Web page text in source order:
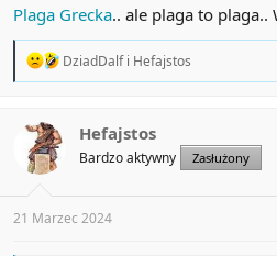
Plaga Grecka.. ale plaga to plaga..
R
i
s
:
DziadDalfi Hefajstos
Hefajstos
Bardzo aktywny Zasłużony
21 Marzec 2024